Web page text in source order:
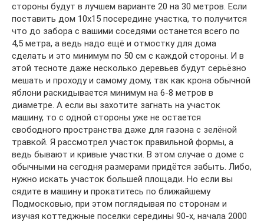
стороны будут в лучшем варианте 20 на 30 метров. Если
поставить дом 10х15 посередине участка, то получится
что до забора с вашими соседями останется всего по
4,5 метра, а ведь надо ещё и отмостку для дома
сделать и это минимум по 50 см с каждой стороны. И в
этой тесноте даже несколько деревьев будут серьёзно
мешать и проходу и самому дому, так как крона обычной
яблони раскидывается минимум на 6-8 метров в
диаметре. А если вы захотите загнать на участок
машину, то с одной стороны уже не остается
свободного пространства даже для газона с зелёной
травкой. Я рассмотрел участок правильной формы, а
ведь бывают и кривые участки. В этом случае о доме с
обычными на сегодня размерами придётся забыть. Либо,
нужно искать участок большей площади. Но если вы
сядите в машину и прокатитесь по ближайшему
Подмосковью, при этом поглядывая по сторонам и
изучая коттеджные поселки середины 90-х, начала 2000